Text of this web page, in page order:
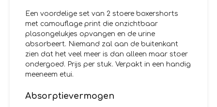
Een voordelige set van 2 stoere boxershorts
met camouflage print die onzichtbaar
plasongelukjes opvangen en de urine
absorbeert. Niemand zal aan de buitenkant
zien dat het veel meer is dan alleen maar stoer
ondergoed. Prijs per stuk. Verpakt in een handig
meeneem etui.
Absorptievermogen